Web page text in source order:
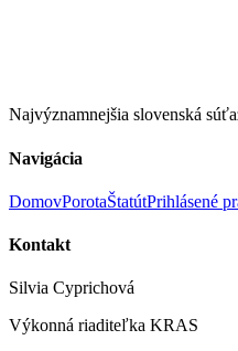
Najvýznamnejšia slovenská
Navigácia
DomovPorotaŠtatútPrihlásené
Kontakt
Silvia Cyprichová
Výkonná riaditeľka KRAS